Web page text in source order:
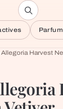
Allegoria Harvest